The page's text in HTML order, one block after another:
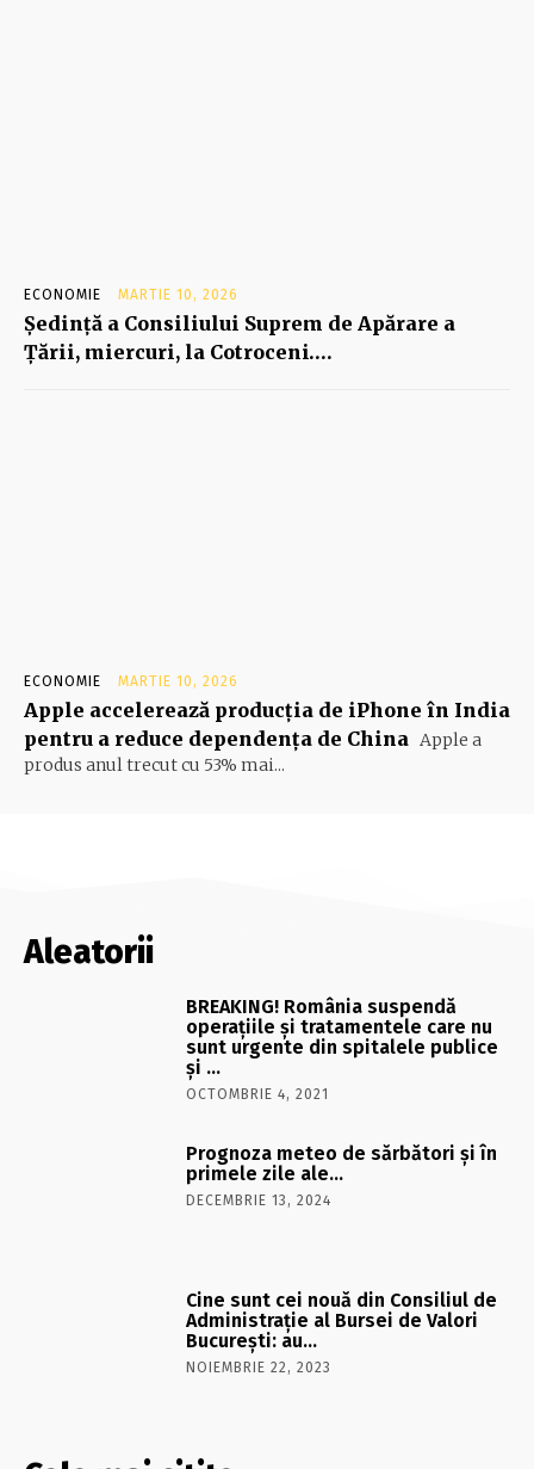
ECONOMIE MARTIE 10, 2026
Şedinţă a Consiliului Suprem de Apărare a
Ţării, miercuri, la Cotroceni….
ECONOMIE MARTIE 10, 2026
Apple accelerează producția de iPhone în India
pentru a reduce dependența de China Apple a
produs anul trecut cu 53% mai...
Aleatorii
BREAKING! România suspendă
operaţiile şi tratamentele care nu
sunt urgente din spitalele publice
şi …
OCTOMBRIE 4, 2021
Prognoza meteo de sărbători şi în
primele zile ale…
DECEMBRIE 13, 2024
Cine sunt cei nouă din Consiliul de
Administraţie al Bursei de Valori
Bucureşti: au…
NOIEMBRIE 22, 2023